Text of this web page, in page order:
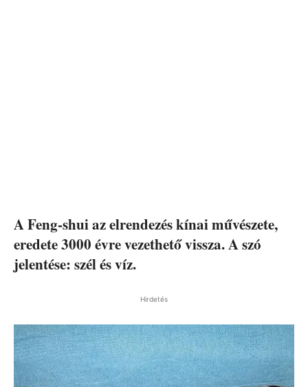
A Feng-shui az elrendezés kínai művészete,
eredete 3000 évre vezethető vissza. A szó
jelentése: szél és víz.
Hirdetés